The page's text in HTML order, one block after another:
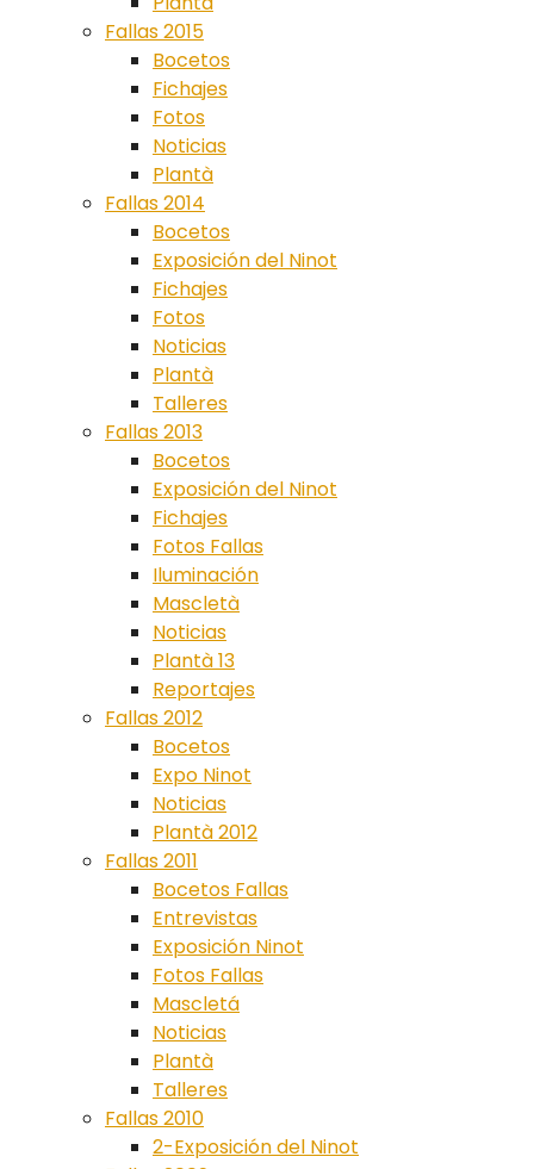
Fallas 2015
Bocetos
Fichajes
Fotos
Noticias
Plantà
Fallas 2014
Bocetos
Exposición del Ninot
Fichajes
Fotos
Noticias
Plantà
Talleres
Fallas 2013
Bocetos
Exposición del Ninot
Fichajes
Fotos Fallas
Iluminación
Mascletà
Noticias
Plantà 13
Reportajes
Fallas 2012
Bocetos
Expo Ninot
Noticias
Plantà 2012
Fallas 2011
Bocetos Fallas
Entrevistas
Exposición Ninot
Fotos Fallas
Mascletá
Noticias
Plantà
Talleres
Fallas 2010
2-Exposición del Ninot